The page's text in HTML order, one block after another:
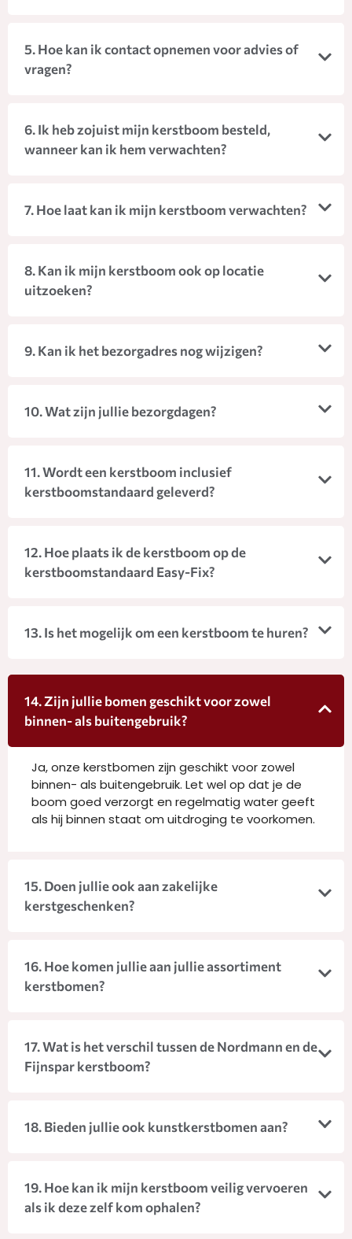
5. Hoe kan ik contact opnemen voor advies of
vragen?
6. Ik heb zojuist mijn kerstboom besteld,
wanneer kan ik hem verwachten?
7. Hoe laat kan ik mijn kerstboom verwachten?
8. Kan ik mijn kerstboom ook op locatie
uitzoeken?
9. Kan ik het bezorgadres nog wijzigen?
10. Wat zijn jullie bezorgdagen?
11. Wordt een kerstboom inclusief
kerstboomstandaard geleverd?
12. Hoe plaats ik de kerstboom op de
kerstboomstandaard Easy-Fix?
13. Is het mogelijk om een kerstboom te huren?
14. Zijn jullie bomen geschikt voor zowel
binnen- als buitengebruik?
Ja, onze kerstbomen zijn geschikt voor zowel
binnen- als buitengebruik. Let wel op dat je de
boom goed verzorgt en regelmatig water geeft
als hij binnen staat om uitdroging te voorkomen.
15. Doen jullie ook aan zakelijke
kerstgeschenken?
16. Hoe komen jullie aan jullie assortiment
kerstbomen?
17. Wat is het verschil tussen de Nordmann en de
Fijnspar kerstboom?
18. Bieden jullie ook kunstkerstbomen aan?
19. Hoe kan ik mijn kerstboom veilig vervoeren
als ik deze zelf kom ophalen?